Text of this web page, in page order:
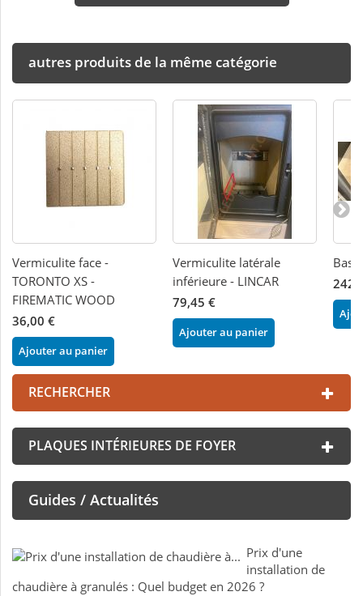
autres produits de la même catégorie
Vermiculite face -
TORONTO XS -
FIREMATIC WOOD
36,00 €
Ajouter au panier
Vermiculite latérale
inférieure - LINCAR
79,45 €
Ajouter au panier
RECHERCHER
PLAQUES INTÉRIEURES DE FOYER
Guides / Actualités
Prix d'une
installation de
chaudière à granulés : Quel budget en 2026 ?